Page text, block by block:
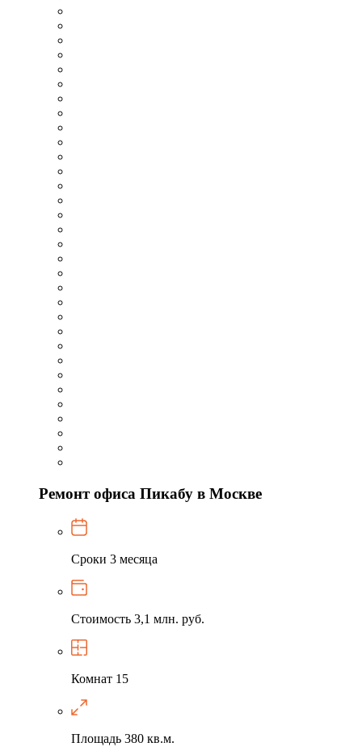
Ремонт офиса Пикабу в Москве
Сроки 3 месяца
Стоимость 3,1 млн. руб.
Комнат 15
Площадь 380 кв.м.